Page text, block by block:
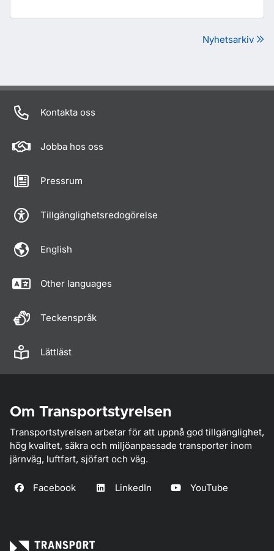
Nyhetsarkiv
Kontakta oss
Jobba hos oss
Pressrum
Tillgänglighetsredogörelse
English
Other languages
Teckenspråk
Lättläst
Om Transportstyrelsen
Transportstyrelsen arbetar för att uppnå god tillgänglighet,
hög kvalitet, säkra och miljöanpassade transporter inom
järnväg, luftfart, sjöfart och väg.
Facebook LinkedIn YouTube